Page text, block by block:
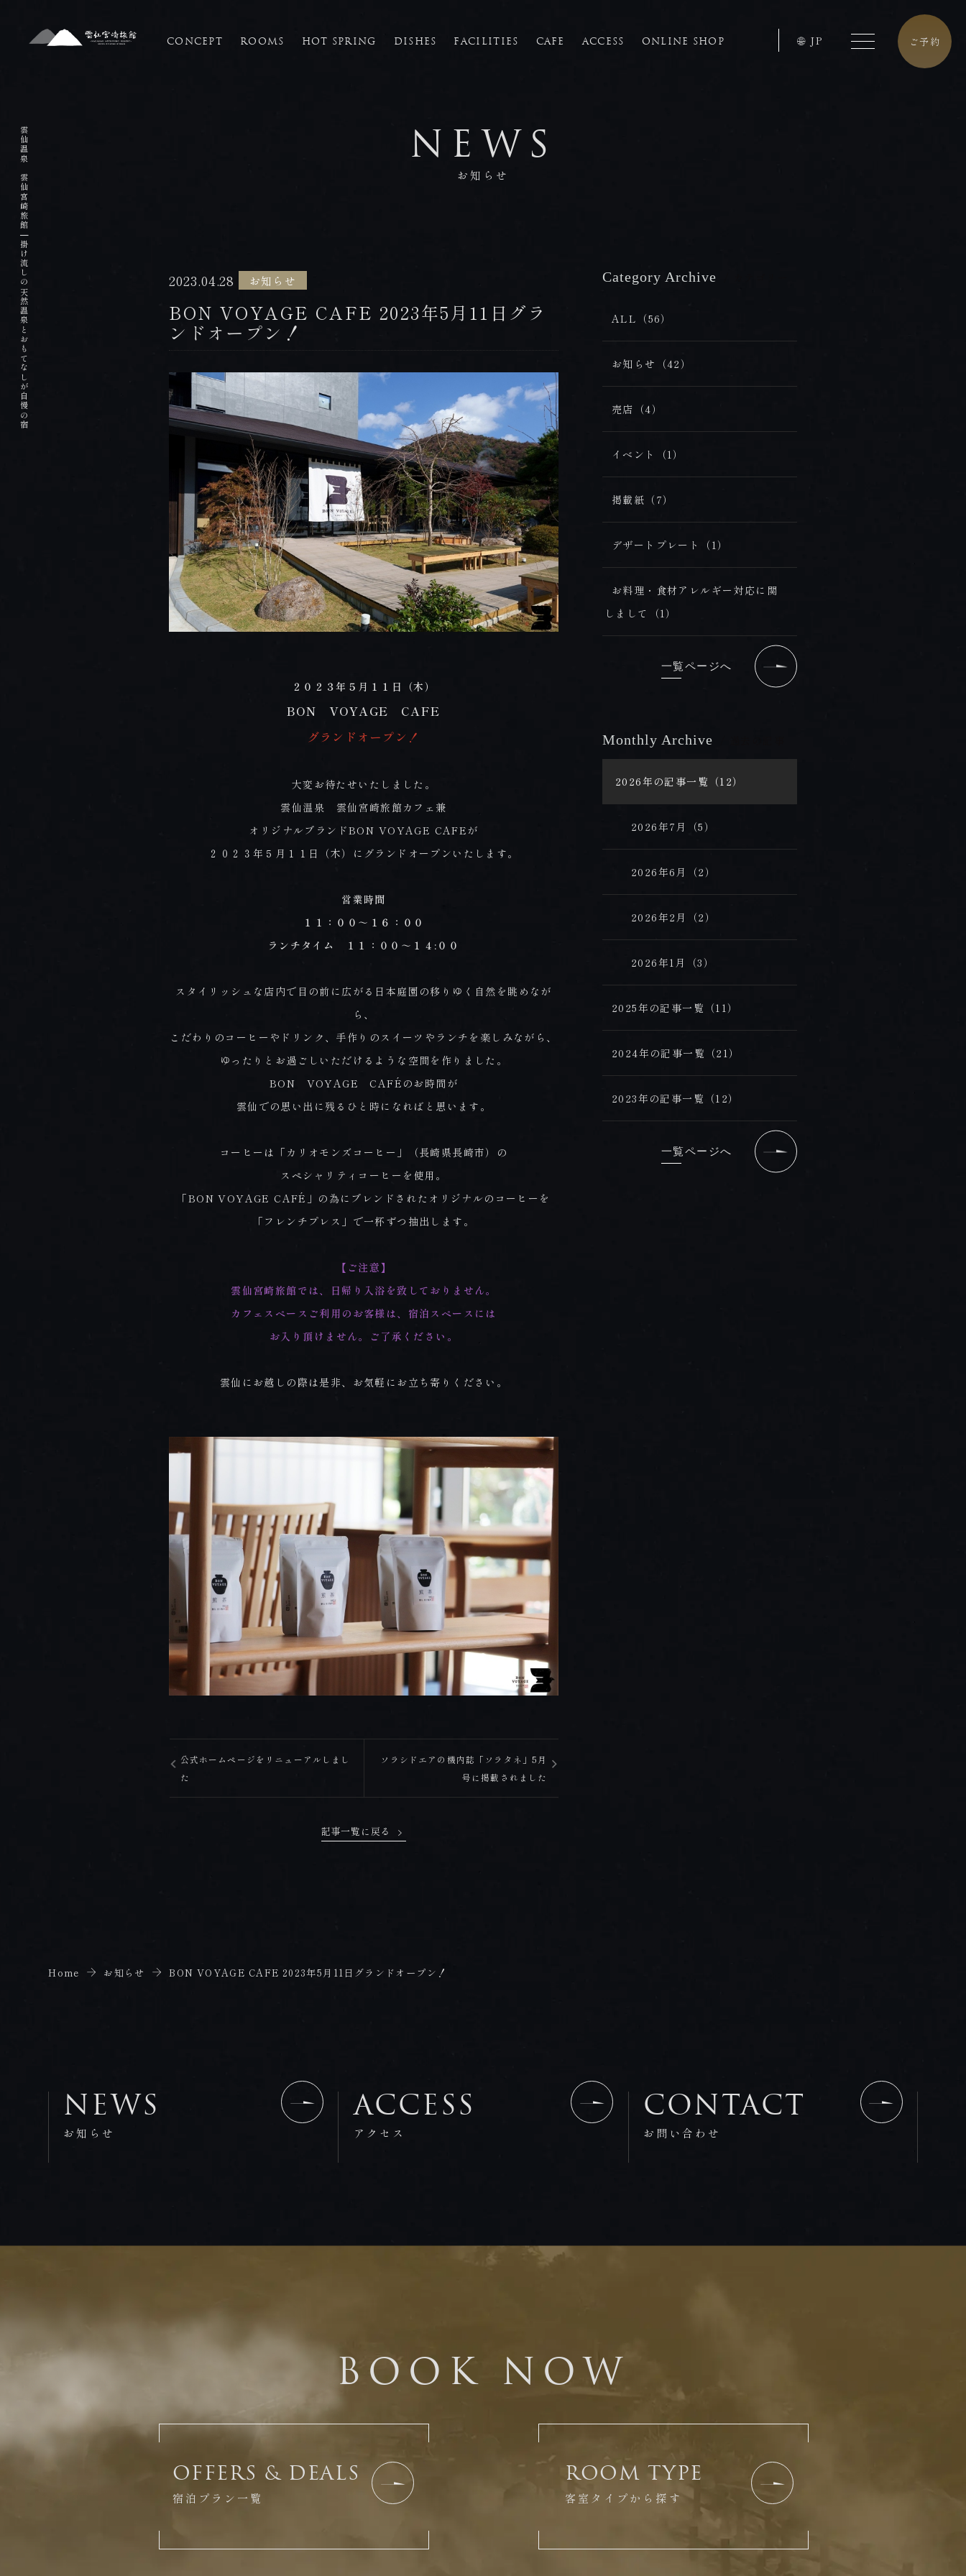
CONCEPT ROOMS HOT SPRING DISHES FACILITIES CAFE ACCESS ONLINE SHOP
雲仙温泉 雲仙宮崎旅館
|
掛け流しの天然温泉とおもてなしが自慢の宿
JP ご予約
PREMIUM FLOOR
HOT SPRING BOOK NOW
ご予約
ONLINE SHOP
オンラインショップ
tel.0957-73-3331
【お問合せ受付時間】
お知らせ
プライバシーポリシー・宿泊約款
NEWS
お知らせ
2023.04.28 お知らせ
BON VOYAGE CAFE 2023年5月11日グラ
ンドオープン！
２０２３年５月１１日（木）
BON VOYAGE CAFE
グランドオープン！
大変お待たせいたしました。
雲仙温泉 雲仙宮崎旅館カフェ兼
オリジナルブランドBON VOYAGE CAFEが
２０２３年５月１１日（木）にグランドオープンいたします。
営業時間
１１：００～１６：００
ランチタイム １１：００～１４:００
スタイリッシュな店内で目の前に広がる日本庭園の移りゆく自然を眺めなが
ら、
こだわりのコーヒーやドリンク、手作りのスイーツやランチを楽しみながら、
ゆったりとお過ごしいただけるような空間を作りました。
BON VOYAGE CAFÉのお時間が
雲仙での思い出に残るひと時になればと思います。
コーヒーは「カリオモンズコーヒー」（長崎県長崎市）の
スペシャリティコーヒーを使用。
「BON VOYAGE CAFÉ」の為にブレンドされたオリジナルのコーヒーを
「フレンチプレス」で一杯ずつ抽出します。
【ご注意】
雲仙宮崎旅館では、日帰り入浴を致しておりません。
カフェスペースご利用のお客様は、宿泊スペースには
お入り頂けません。ご了承ください。
雲仙にお越しの際は是非、お気軽にお立ち寄りください。
公式ホームページをリニューアルしまし
た
ソラシドエアの機内誌「ソラタネ」5月
号に掲載されました
記事一覧に戻る
Category Archive
ALL（56）
お知らせ（42）
売店（4）
イベント（1）
掲載紙（7）
デザートプレート（1）
お料理・食材アレルギー対応に関
しまして（1）
一覧ページへ
Monthly Archive
2026年の記事一覧（12）
2026年7月（5）
2026年6月（2）
2026年2月（2）
2026年1月（3）
2025年の記事一覧（11）
2024年の記事一覧（21）
2023年の記事一覧（12）
一覧ページへ
Home お知らせ BON VOYAGE CAFE 2023年5月11日グランドオープン！
NEWS
お知らせ
ACCESS
アクセス
CONTACT
お問い合わせ
BOOK NOW
OFFERS & DEALS
宿泊プラン一覧
ROOM TYPE
客室タイプから探す